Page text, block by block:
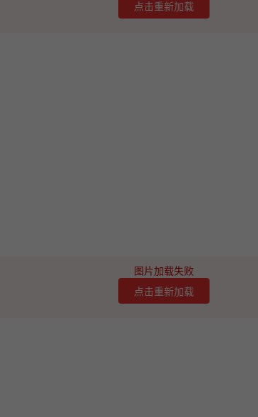
点击重新加载
图片加载失败
点击重新加载